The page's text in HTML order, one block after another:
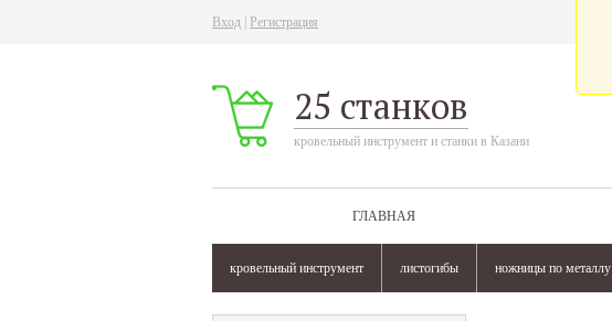
Вход Регистрация
25 станков
кровельный инструмент и станки в Казани
ГЛАВНАЯ
кровельный инструмент листогибы ножницы по металлу